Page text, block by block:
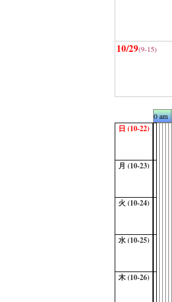
10/29(9-15)
0 am
日 (10-22)
月 (10-23)
火 (10-24)
水 (10-25)
木 (10-26)